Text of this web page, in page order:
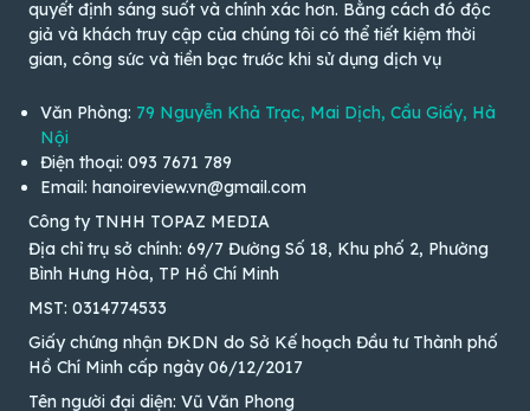
quyết định sáng suốt và chính xác hơn. Bằng cách đó độc
giả và khách truy cập của chúng tôi có thể tiết kiệm thời
gian, công sức và tiền bạc trước khi sử dụng dịch vụ
Văn Phòng: 79 Nguyễn Khả Trạc, Mai Dịch, Cầu Giấy, Hà
Nội
Điện thoại: 093 7671 789
Email: hanoireview.vn@gmail.com
Công ty TNHH TOPAZ MEDIA
Địa chỉ trụ sở chính: 69/7 Đường Số 18, Khu phố 2, Phường
Bình Hưng Hòa, TP Hồ Chí Minh
MST: 0314774533
Giấy chứng nhận ĐKDN do Sở Kế hoạch Đầu tư Thành phố
Hồ Chí Minh cấp ngày 06/12/2017
Tên người đại diện: Vũ Văn Phong